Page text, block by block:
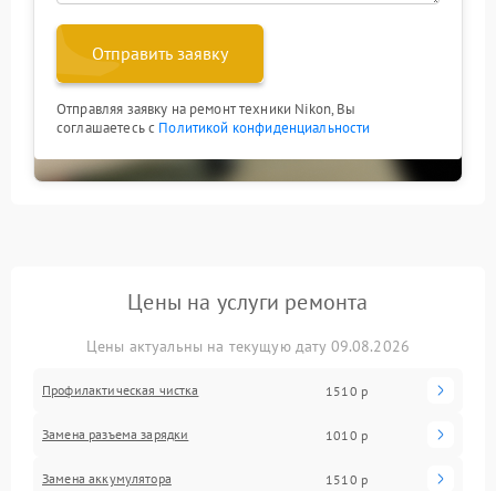
Отправить заявку
Отправляя заявку на ремонт техники Nikon, Вы
соглашаетесь с Политикой конфиденциальности
Цены на услуги ремонта
Цены актуальны на текущую дату 09.08.2026
Профилактическая чистка 1510 р
Замена разъема зарядки 1010 р
Замена аккумулятора 1510 р